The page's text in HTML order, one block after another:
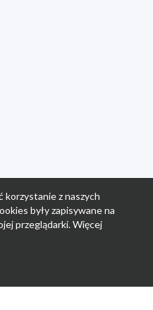
korzystanie z naszych
były zapisywane na
przeglądarki. Więcej